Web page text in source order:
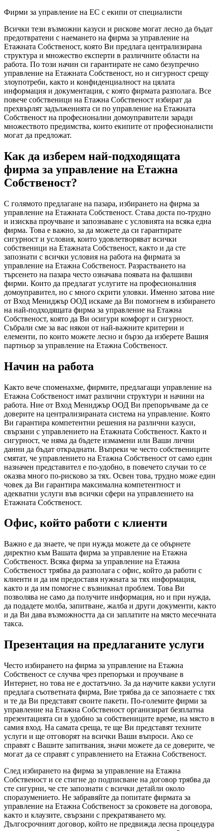
Фирми за управление на ЕС с екипи от специалисти
Всички тези възможни казуси и рискове могат лесно да бъдат
предотвратени с наемането на фирма за управление на
Етажната Собственост, която Ви предлага централизирана
структура и множество експерти в различните области на
работа. По този начин си гарантирате не само безупречно
управление на Етажната Собственост, но и сигурност срещу
злоупотреби, както и конфиденциалност на цялата
информация и документация, с която фирмата разполага. Все
повече собственици на Етажна Собственост избират да
прехвърлят задълженията си по управление на Етажната
Собственост на професионални домоуправители заради
множеството предимства, които екипите от професионалисти
могат да предложат.
Как да изберем най-подходящата
фирма за управление на Етажна
Собственост?
С голямото предлагане на пазара, избирането на фирма за
управление на Етажната Собственост. Става доста по-трудно
и изисква проучване и запознаване с условията на всяка една
фирма. Това е важно, за да можете да си гарантирате
сигурност и условия, които удовлетворяват всички
собственици на Етажната Собственост, както и да сте
запознати с всички условия на работа на фирмата за
управление на Етажна Собственост. Разрастването на
търсенето на пазара често означава появата на фалшиви
фирми. Които да предлагат услугите на професионалния
домоуправител, но с много скрити уловки. Именно затова ние
от Вход Мениджър ООД искаме да Ви помогнем в избирането
на най-подходящата фирма за управление на Етажна
Собственост, която да Ви осигури комфорт и сигурност.
Събрали сме за вас някои от най-важните критерии и
елементи, по които можете лесно и бързо да изберете Вашия
партньор за управление на Етажна Собственост.
Начин на работа
Както вече споменахме, фирмите, предлагащи управление на
Етажна Собственост имат различни структури и начини на
работа. Ние от Вход Мениджър ООД Ви препоръчваме да се
доверите на централизираната система на управление. Която
Ви гарантира компетентни решения на различни казуси,
свързани с управлението на Етажната Собственост. Както и
сигурност, че няма да бъдете измамени или Ваши лични
данни да бъдат откраднати. Въпреки че често собствениците
смятат, че управлението на Етажна Собственост от само един
назначен представител е по-удобно, в повечето случаи то се
оказва много по-рисково за тях. Освен това, трудно може един
човек да Ви гарантира максимална компетентност и
адекватни услуги във всички сфери на управлението на
Етажната Собственост.
Офис, който работи с клиенти
Важно е да знаете, че при нужда можете да се обърнете
директно към Вашата фирма за управление на Етажна
Собственост. Всяка фирма за управление на Етажна
Собственост трябва да разполага с офис, който да работи с
клиенти и да им предоставя нужната за тях информация,
както и да им помогне с възникнал проблем. Това Ви
позволява не само да получите информация, но и при нужда,
да подадете молба, запитване, жалба и други документи, както
и да Ви дава възможността да си заплатите на място месечната
такса.
Презентация на предлаганите услуги
Често избирането на фирма за управление на Етажна
Собственост се случва чрез препоръки и проучване в
Интернет, но това не е достатъчно. За да научите какви услуги
предлага съответната фирма, Вие трябва да се запознаете с тях
и те да Ви представят своите пакети. По-големите фирми за
управление на Етажна Собственост организират безплатна
презентацията си в удобно за собствениците време, на място в
самия вход. На самата среща, те ще Ви представят техните
услуги и ще отговорят на всички Ваши въпроси. Ако се
справят с Вашите запитвания, значи можете да се доверите, че
могат да се справят с управлението на Етажна Собственост.
След избирането на фирма за управление на Етажна
Собственост и се стигне до подписване на договор трябва да
сте сигурни, че сте запознати с всички детайли около
споразумението. Не забравяйте да попитате фирмата за
управление на Етажна Собственост за сроковете на договора,
както и клаузите, свързани с прекратяването му.
Дългосрочният договор, който не предвижда лесна процедура